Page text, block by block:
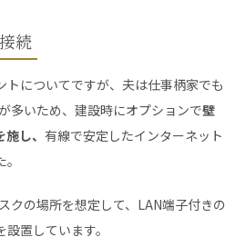
続
トについてですが、夫は仕事柄家でも
多いため、建設時にオプションで壁
し、 有線で安定したインターネット
クの場所を想定して、LAN端子付きの
置しています。